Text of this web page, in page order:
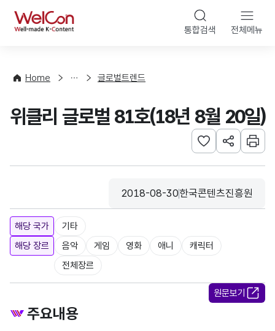
WelCon 통합검색 전체메뉴
Home
향
계
글로벌트렌드
위클리 글로벌 81호(18년 8월 20일)
관심사 등록하기
URL 공유하
인쇄
등록일
2018-08-30
수집기관
한국콘텐츠진흥원
해당 국가
기타
해당 장르
음악 게임 영화 애니
캐릭터
전체장르
원문보기
주요내용